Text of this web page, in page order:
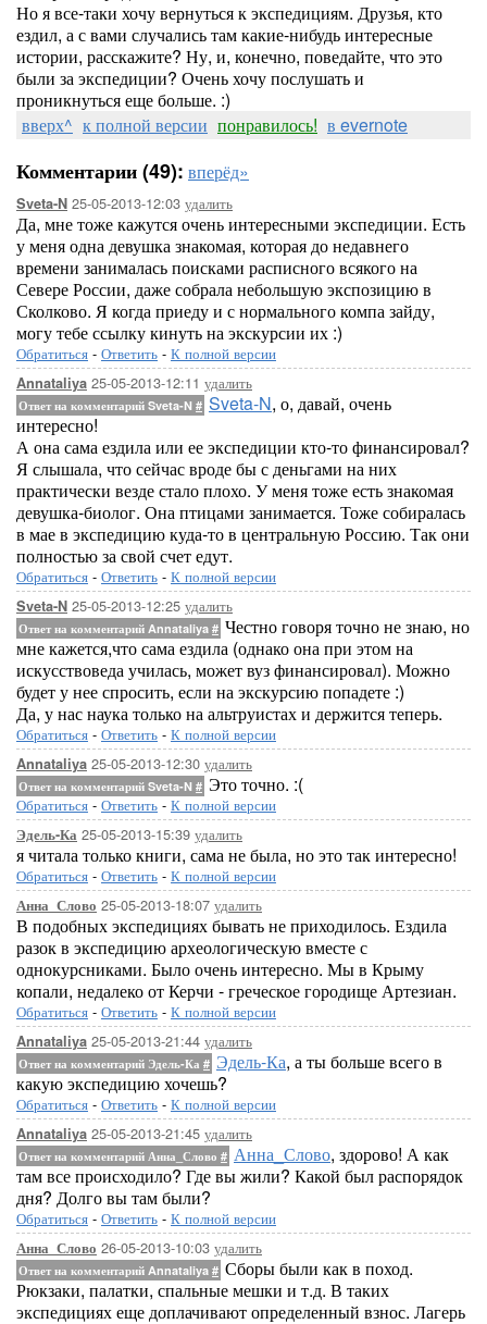
Но я все-таки хочу вернуться к экспедициям. Друзья, кто
ездил, а с вами случались там какие-нибудь интересные
истории, расскажите? Ну, и, конечно, поведайте, что это
были за экспедиции? Очень хочу послушать и
проникнуться еще больше. :)
вверх^ к полной версии понравилось! в evernote
Комментарии (49): вперёд»
Sveta-N 25-05-2013-12:03 удалить
Да, мне тоже кажутся очень интересными экспедиции. Есть
у меня одна девушка знакомая, которая до недавнего
времени занималась поисками расписного всякого на
Севере России, даже собрала небольшую экспозицию в
Сколково. Я когда приеду и с нормального компа зайду,
могу тебе ссылку кинуть на экскурсии их :)
Обратиться - Ответить - К полной версии
Annataliya 25-05-2013-12:11 удалить
Ответ на комментарий Sveta-N # Sveta-N, о, давай, очень
интересно!
А она сама ездила или ее экспедиции кто-то финансировал?
Я слышала, что сейчас вроде бы с деньгами на них
практически везде стало плохо. У меня тоже есть знакомая
девушка-биолог. Она птицами занимается. Тоже собиралась
в мае в экспедицию куда-то в центральную Россию. Так они
полностью за свой счет едут.
Обратиться - Ответить - К полной версии
Sveta-N 25-05-2013-12:25 удалить
Ответ на комментарий Annataliya # Честно говоря точно не знаю, но
мне кажется,что сама ездила (однако она при этом на
искусствоведа училась, может вуз финансировал). Можно
будет у нее спросить, если на экскурсию попадете :)
Да, у нас наука только на альтруистах и держится теперь.
Обратиться - Ответить - К полной версии
Annataliya 25-05-2013-12:30 удалить
Ответ на комментарий Sveta-N # Это точно. :(
Обратиться - Ответить - К полной версии
Эдель-Ка 25-05-2013-15:39 удалить
я читала только книги, сама не была, но это так интересно!
Обратиться - Ответить - К полной версии
Анна_Слово 25-05-2013-18:07 удалить
В подобных экспедициях бывать не приходилось. Ездила
разок в экспедицию археологическую вместе с
однокурсниками. Было очень интересно. Мы в Крыму
копали, недалеко от Керчи - греческое городище Артезиан.
Обратиться - Ответить - К полной версии
Annataliya 25-05-2013-21:44 удалить
Ответ на комментарий Эдель-Ка # Эдель-Ка, а ты больше всего в
какую экспедицию хочешь?
Обратиться - Ответить - К полной версии
Annataliya 25-05-2013-21:45 удалить
Ответ на комментарий Анна_Слово # Анна_Слово, здорово! А как
там все происходило? Где вы жили? Какой был распорядок
дня? Долго вы там были?
Обратиться - Ответить - К полной версии
Анна_Слово 26-05-2013-10:03 удалить
Ответ на комментарий Annataliya # Сборы были как в поход.
Рюкзаки, палатки, спальные мешки и т.д. В таких
экспедициях еще доплачивают определенный взнос. Лагерь